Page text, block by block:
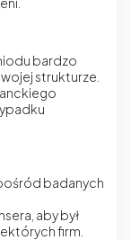
bardzo
strukturze.
badanych
aby był
firm.